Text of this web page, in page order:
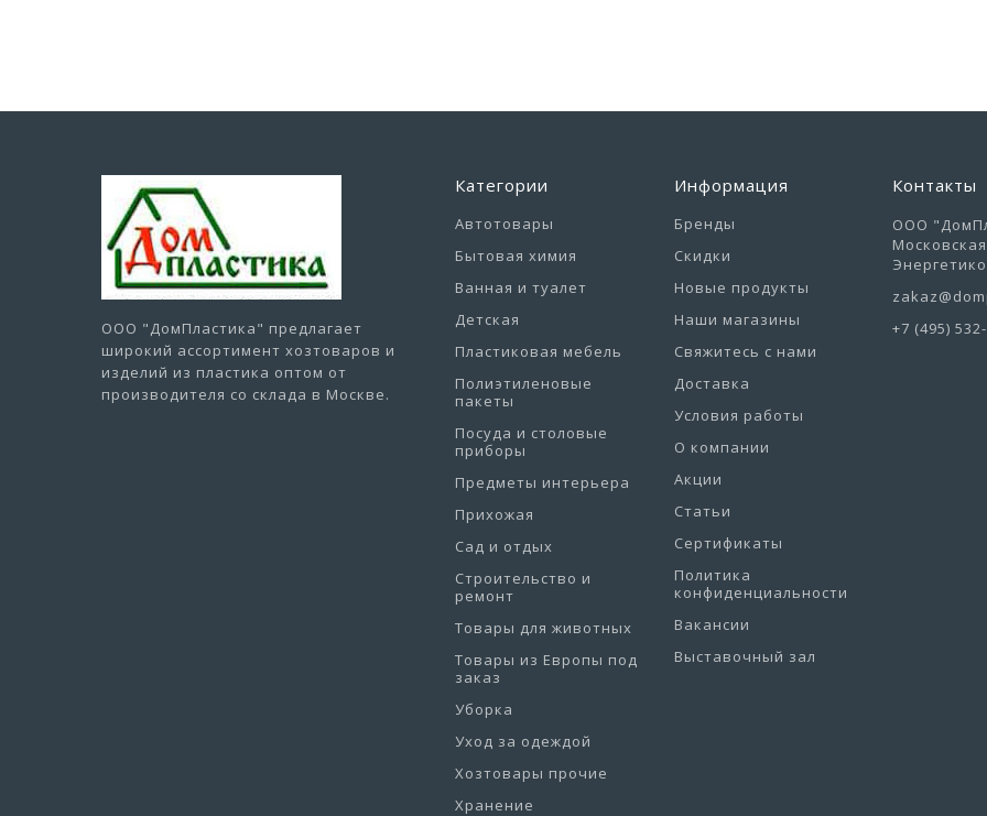
ООО "ДомПластика" предлагает
широкий ассортимент хозтоваров и
изделий из пластика оптом от
производителя со склада в Москве.
Категории
Автотовары
Бытовая химия
Ванная и туалет
Детская
Пластиковая мебель
Полиэтиленовые
пакеты
Посуда и столовые
приборы
Предметы интерьера
Прихожая
Сад и отдых
Строительство и
ремонт
Товары для животных
Товары из Европы под
заказ
Уборка
Уход за одеждой
Хозтовары прочие
Хранение
Информация
Бренды
Скидки
Новые продукты
Наши магазины
Свяжитесь с нами
Доставка
Условия работы
О компании
Акции
Статьи
Сертификаты
Политика
конфиденциальности
Вакансии
Выставочный зал
Контакты
ООО
+7 (495)